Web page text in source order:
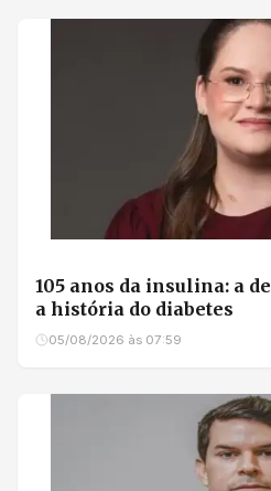
105 anos da insulina: a
a história do diabetes
05/08/2026 às 07:59